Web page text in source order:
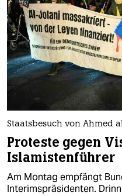
Staatsbesuch von Ahmed
Proteste gegen
Islamistenführer
Am Montag empfängt
Interimspräsidenten.